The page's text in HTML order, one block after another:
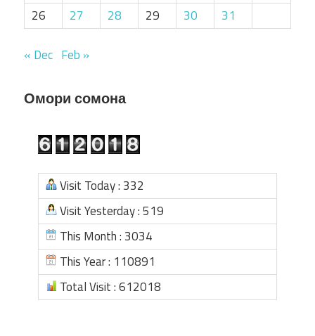
26
27 28 29 30 31
« Dec Feb »
Омори сомона
Visit Today : 332
Visit Yesterday : 519
This Month : 3034
This Year : 110891
Total Visit : 612018